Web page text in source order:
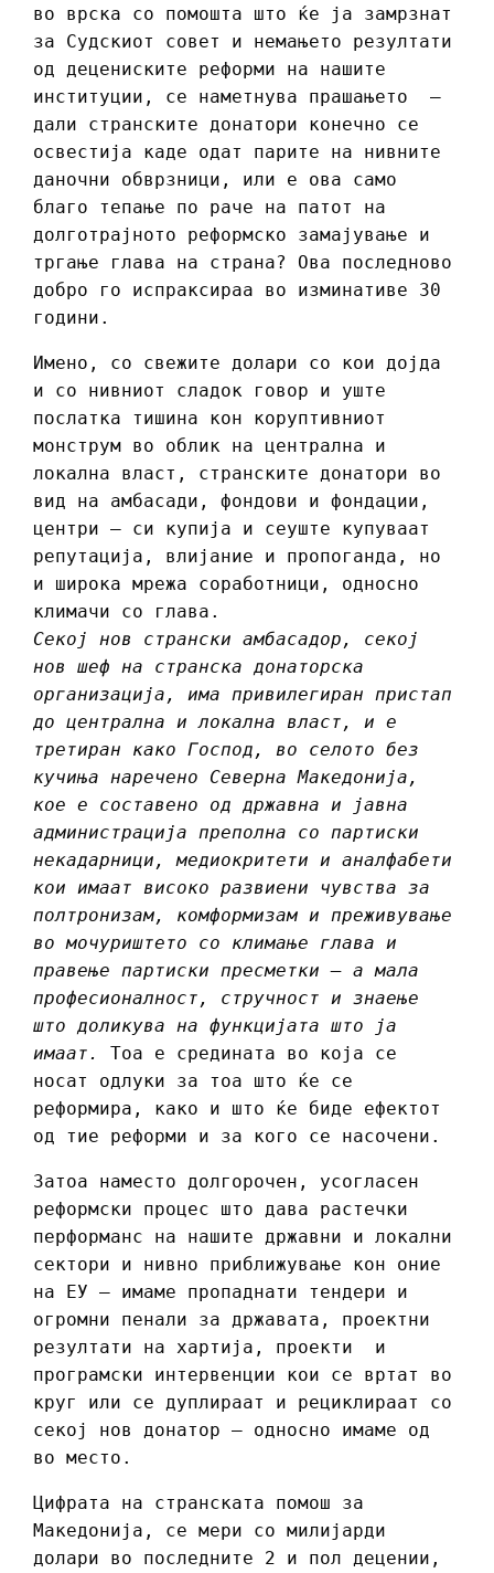
во врска со помошта што ќе ја замрзнат
за Судскиот совет и немањето резултати
од децениските реформи на нашите
институции, се наметнува прашањето –
дали странските донатори конечно се
освестија каде одат парите на нивните
даночни обврзници, или е ова само
благо тепање по раче на патот на
долготрајното реформско замајување и
тргање глава на страна? Ова последново
добро го испраксираа во изминативе 30
години.
Имено, со свежите долари со кои дојда
и со нивниот сладок говор и уште
послатка тишина кон коруптивниот
монструм во облик на централна и
локална власт, странските донатори во
вид на амбасади, фондови и фондации,
центри – си купија и сеуште купуваат
репутација, влијание и пропоганда, но
и широка мрежа соработници, односно
климачи со глава.
Секој нов странски амбасадор, секој
нов шеф на странска донаторска
организација, има привилегиран пристап
до централна и локална власт, и е
третиран како Господ, во селото без
кучиња наречено Северна Македонија,
кое е составено од државна и јавна
администрација преполна со партиски
некадарници, медиокритети и аналфабети
кои имаат високо развиени чувства за
полтронизам, комформизам и преживување
во мочуриштето со климање глава и
правење партиски пресметки – а мала
професионалност, стручност и знаење
што доликува на функцијата што ја
имаат.
Тоа е средината во која се
носат одлуки за тоа што ќе се
реформира, како и што ќе биде ефектот
од тие реформи и за кого се насочени.
Затоа наместо долгорочен, усогласен
реформски процес што дава растечки
перформанс на нашите државни и локални
сектори и нивно приближување кон оние
на ЕУ – имаме пропаднати тендери и
огромни пенали за државата, проектни
резултати на хартија, проекти и
програмски интервенции кои се вртат во
круг или се дуплираат и рециклираат со
секој нов донатор – односно имаме од
во место.
Цифрата на странската помош за
Македонија, се мери со милијарди
долари во последните 2 и пол децении,